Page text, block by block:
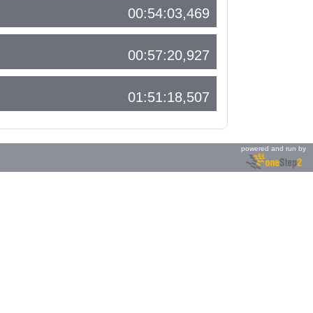
00:54:03,469
00:57:20,927
01:51:18,507
powered and run by